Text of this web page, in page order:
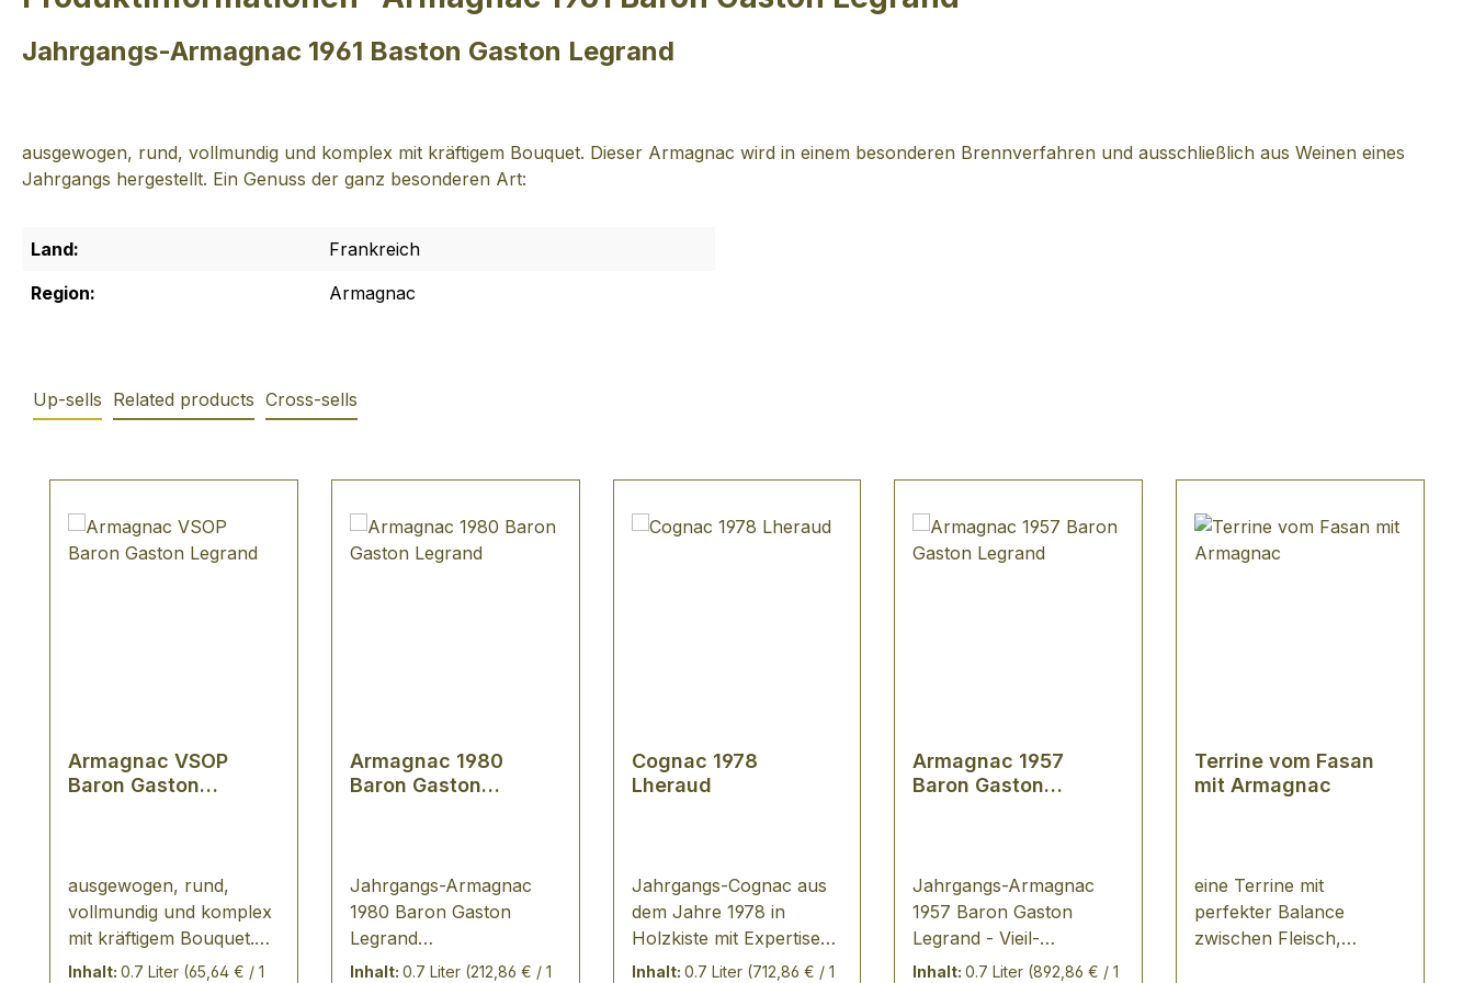
Jahrgangs-Armagnac 1961 Baston Gaston Legrand
ausgewogen, rund, vollmundig und komplex mit kräftigem Bouquet. Dieser Armagnac wird in einem besonderen Brennverfahren und ausschließlich aus Weinen eines
Jahrgangs hergestellt. Ein Genuss der ganz besonderen Art:
Land:
Frankreich
Region:
Armagnac
Up-sells Related products Cross-sells
Armagnac VSOP
Baron Gaston
ausgewogen, rund,
vollmundig und komplex
mit kräftigem Bouquet.
Dieser Armagnac wird in
Inhalt: 0.7 Liter (65,64 € / 1
Armagnac 1980
Baron Gaston
Jahrgangs-Armagnac
1980 Baron Gaston
Legrand
VERKOSTUNGSNOTIZ:
Inhalt: 0.7 Liter (212,86 € / 1
Cognac 1978
Lheraud
Jahrgangs-Cognac aus
dem Jahre 1978 in
Holzkiste mit Expertise
aus dem Hause Guy
Inhalt: 0.7 Liter (712,86 € / 1
Armagnac 1957
Baron Gaston
Jahrgangs-Armagnac
1957 Baron Gaston
Legrand - Vieil-
Armagnac in Holzkiste
Inhalt:0.7 Liter (892,86 € / 1
Terrine vom Fasan
mit Armagnac
eine Terrine mit
perfekter Balance
zwischen Fleisch,